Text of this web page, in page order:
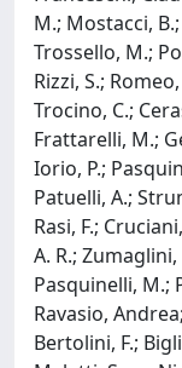
M.; Mostacci,
Trossello, M.;
Rizzi, S.;
Trocino, C.;
Frattarelli, M.;
Iorio, P.;
Patuelli, A.;
Rasi, F.;
A. R.;
Pasquinelli, M.;
Ravasio,
Bertolini, F.;